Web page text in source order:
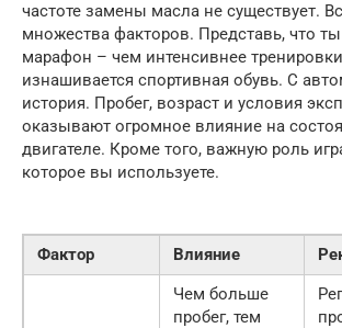
частоте замены масла не существует.
множества факторов. Представь, что
марафон – чем интенсивнее
изнашивается спортивная обувь. С
история. Пробег, возраст и условия
оказывают огромное влияние на
двигателе. Кроме того, важную роль
которое вы используете.
Фактор Влияние
Чем больше
пробег, тем